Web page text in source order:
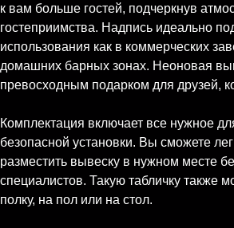
к вам больше гостей, подчеркнув
гостеприимства. Надпись идеально
использования как в коммерческих
домашних барных зонах. Неоновая
превосходным подарком для друзей,
Комплектация включает все нужное
безопасной установки. Вы сможете
разместить вывеску в нужном месте
специалистов. Такую табличку также
полку, на пол или на стол.